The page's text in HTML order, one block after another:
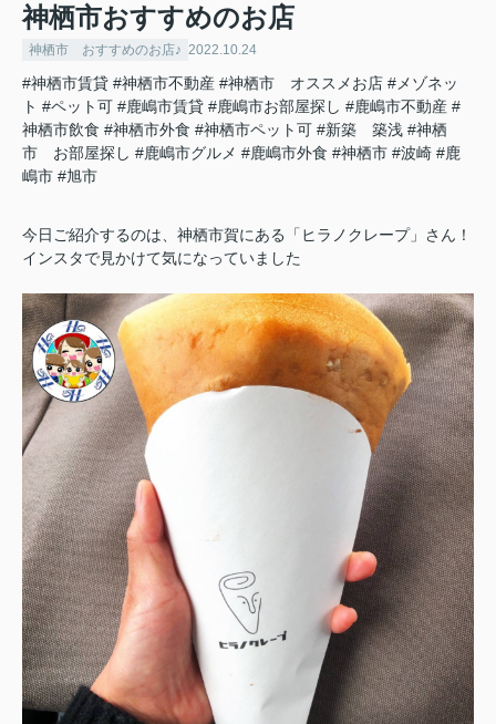
神栖市おすすめのお店
神栖市 おすすめのお店♪ 2022.10.24
#神栖市賃貸 #神栖市不動産 #神栖市 オススメお店 #メゾネッ
ト #ペット可 #鹿嶋市賃貸 #鹿嶋市お部屋探し #鹿嶋市不動産 #
神栖市飲食 #神栖市外食 #神栖市ペット可 #新築 築浅 #神栖
市 お部屋探し #鹿嶋市グルメ #鹿嶋市外食 #神栖市 #波崎 #鹿
嶋市 #旭市
今日ご紹介するのは、神栖市賀にある「ヒラノクレープ」さん！
インスタで見かけて気になっていました